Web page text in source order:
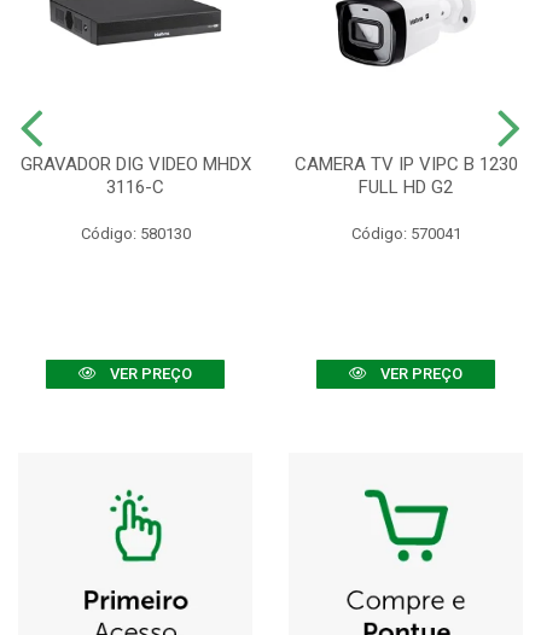
GRAVADOR DIG VIDEO MHDX
3116-C
Código: 580130
VER PREÇO
CAMERA TV IP VIPC B 1230
FULL HD G2
Código: 570041
VER PREÇO